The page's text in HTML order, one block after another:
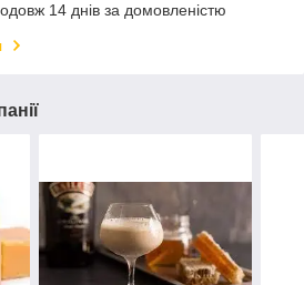
14 днів за домовленістю